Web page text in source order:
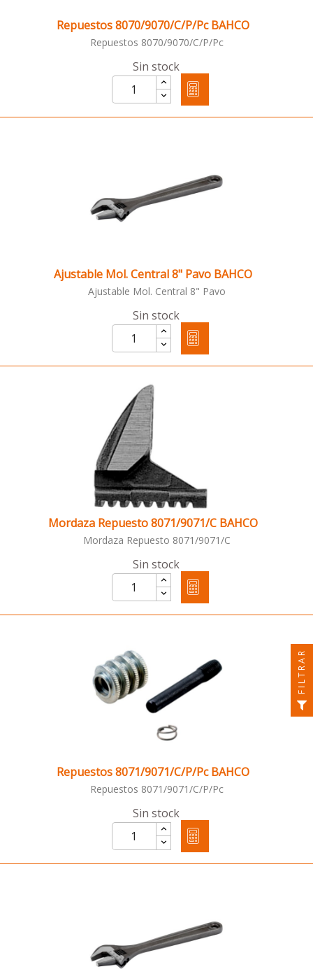
Repuestos 8070/9070/C/P/Pc BAHCO
Repuestos 8070/9070/C/P/Pc
Sin stock
Ajustable Mol. Central 8" Pavo BAHCO
Ajustable Mol. Central 8" Pavo
Sin stock
Mordaza Repuesto 8071/9071/C BAHCO
Mordaza Repuesto 8071/9071/C
Sin stock
Repuestos 8071/9071/C/P/Pc BAHCO
Repuestos 8071/9071/C/P/Pc
Sin stock
FILTRAR